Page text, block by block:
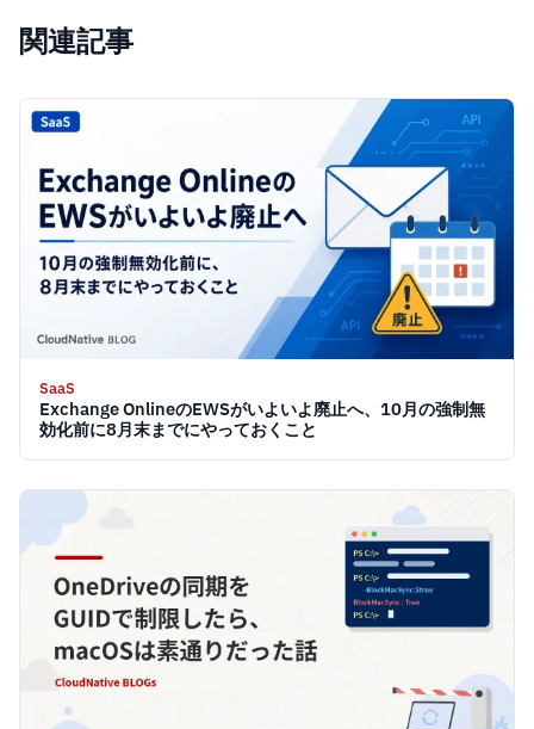
関連記事
SaaS
Exchange OnlineのEWSがいよいよ廃止へ、10月の強制無
効化前に8月末までにやっておくこと